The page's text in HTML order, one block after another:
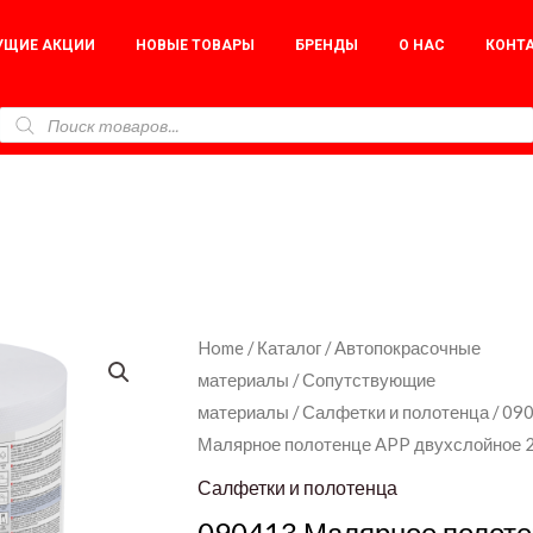
АКЦИИ НОВЫЕ ТОВАРЫ БРЕНДЫ О НАС
Home /Каталог /Автопокрасочные
материалы /Сопутствующие
материалы /Салфетки и полотенца /
Малярное полотенце APP двухслойное
Салфетки и полотенца
090413
Малярное
полотенце
APP
двухслойное
26х244